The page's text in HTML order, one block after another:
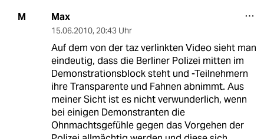
M Max
15.06.2010, 20:43 Uhr
Auf dem von der taz verlinkten Video sieht man
eindeutig, dass die Berliner Polizei mitten im
Demonstrationsblock steht und -Teilnehmern
ihre Transparente und Fahnen abnimmt. Aus
meiner Sicht ist es nicht verwunderlich, wenn
bei einigen Demonstranten die
Ohnmachtsgefühle gegen das Vorgehen der